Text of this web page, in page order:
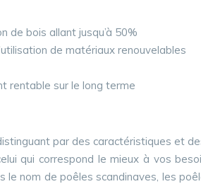
de bois allant jusqu’à 50%
de matériaux renouvelables
rentable sur le long terme
par des caractéristiques et
qui correspond le mieux à vos
nom de poêles scandinaves, les